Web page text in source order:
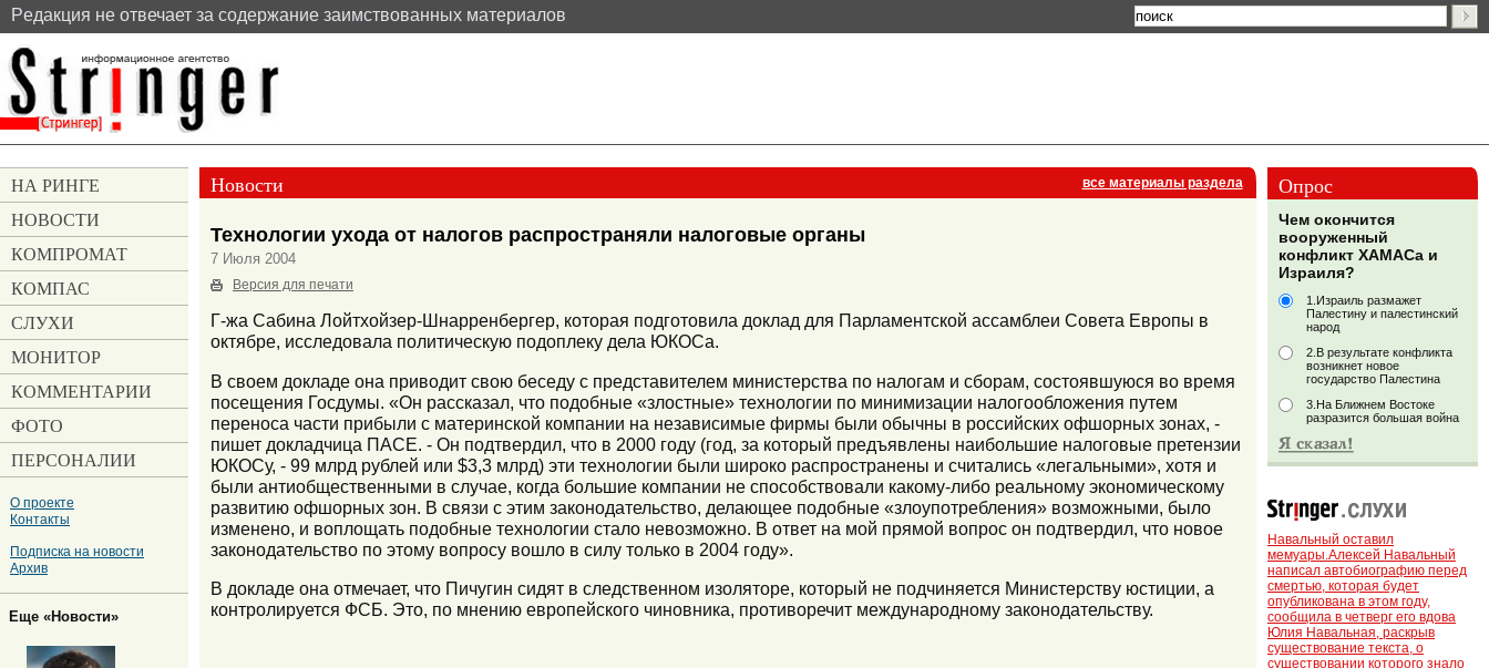
Pедакция не отвечает за содержание заимствованных материалов
Новости все материалы раздела
Технологии ухода от налогов распространяли налоговые органы
7 Июля 2004
Версия для печати
Г-жа Сабина Лойтхойзер-Шнарренбергер, которая подготовила доклад для Парламентской ассамблеи Совета Европы в
октябре, исследовала политическую подоплеку дела ЮКОСа.
В своем докладе она приводит свою беседу с представителем министерства по налогам и сборам, состоявшуюся во время
посещения Госдумы. «Он рассказал, что подобные «злостные» технологии по минимизации налогообложения путем
переноса части прибыли с материнской компании на независимые фирмы были обычны в российских офшорных зонах, -
пишет докладчица ПАСЕ. - Он подтвердил, что в 2000 году (год, за который предъявлены наибольшие налоговые претензии
ЮКОСу, - 99 млрд рублей или $3,3 млрд) эти технологии были широко распространены и считались «легальными», хотя и
были антиобщественными в случае, когда большие компании не способствовали какому-либо реальному экономическому
развитию офшорных зон. В связи с этим законодательство, делающее подобные «злоупотребления» возможными, было
изменено, и воплощать подобные технологии стало невозможно. В ответ на мой прямой вопрос он подтвердил, что новое
законодательство по этому вопросу вошло в силу только в 2004 году».
В докладе она отмечает, что Пичугин сидят в следственном изоляторе, который не подчиняется Министерству юстиции, а
контролируется ФСБ. Это, по мнению европейского чиновника, противоречит международному законодательству.
Опрос
Чем окончится
вооруженный
конфликт ХАМАСа и
Израиля?
1.Израиль размажет
Палестину и палестинский
народ
2.В результате конфликта
возникнет новое
государство Палестина
3.На Ближнем Востоке
разразится большая война
Навальный оставил
мемуары.Алексей Навальный
написал автобиографию перед
смертью, которая будет
опубликована в этом году,
сообщила в четверг его вдова
Юлия Навальная, раскрыв
существование текста, о
существовании которого знало
НА РИНГЕ
НОВОСТИ
КОМПРОМАТ
КОМПАС
СЛУХИ
МОНИТОР
КОММЕНТАРИИ
ФОТО
ПЕРСОНАЛИИ
О проекте
Контакты
Подписка на новости
Архив
Еще «Новости»